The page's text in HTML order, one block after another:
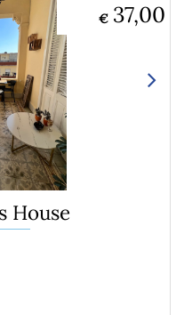
37,00
€
House